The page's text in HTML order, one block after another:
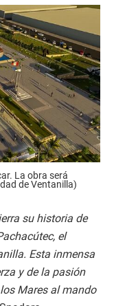
La obra será
de Ventanilla)
su historia de
el
Esta inmensa
y de la pasión
Mares al mando